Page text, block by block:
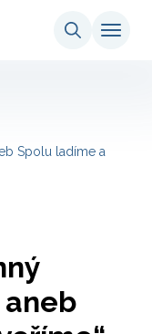
Spolu ladíme a